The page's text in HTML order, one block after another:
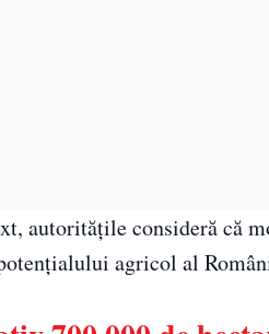
autoritățile consideră că
agricol al